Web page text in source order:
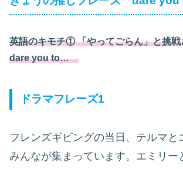
英語のキモチ① 「やってごらん」と挑戦
dare you to…
ドラマフレーズ1
フレンズギビングの当日、テルマと
みんなが集まっています。エミリー